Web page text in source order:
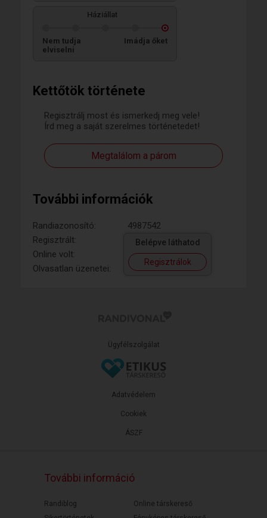
Kettőtök története
Regisztrálj most és ismerkedj meg vele!
Írd meg a saját szerelmes történetedet!
Megtalálom a párom
További információk
Randiazonosító:
4987542
Regisztrált:
Online volt:
Olvasatlan üzenetei:
Belépve láthatod
Regisztrálok
Háziállat
Nem tudja
elviselni
Imádja őket
Ügyfélszolgálat
ÁSZF
Adatvédelem
Cookiek
További információ
Randiblog
Online társkereső